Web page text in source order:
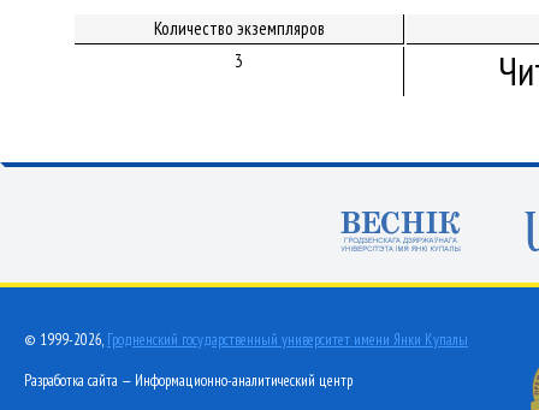
Количество экземпляров
3
© 1999-2026, Гродненский государственный университет имени Янки Купалы
Разработка сайта — Информационно-аналитический центр